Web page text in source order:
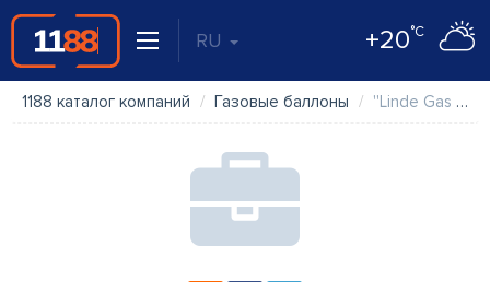
RU +20°C
1188 каталог компаний Газовые баллоны ''Linde Gas SIA”, Gāzu centrs